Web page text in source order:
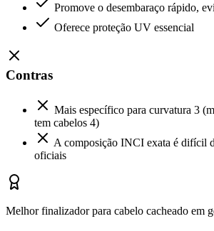
Promove o desembaraço rápido,
Oferece proteção UV essencial
Contras
Mais específico para curvatura 3
tem cabelos 4)
A composição INCI exata é difícil
oficiais
Melhor finalizador para cabelo cacheado em